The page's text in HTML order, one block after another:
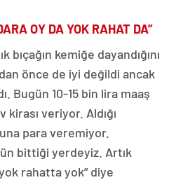
OY DA YOK RAHAT DA”
kemiğe dayandığını
önce de iyi değildi ancak
Bugün 10-15 bin lira maaş
kirası veriyor. Aldığı
para veremiyor.
bittiği yerdeyiz. Artık
rahatta yok” diye